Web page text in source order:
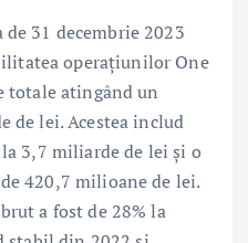
31 decembrie 2023
operațiunilor One
totale atingând un
de lei. Acestea includ
3,7 miliarde de lei și o
420,7 milioane de lei.
a fost de 28% la